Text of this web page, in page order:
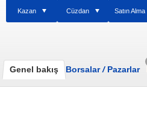
Kazan Cüzdan Satın Alma
Genel bakış Borsalar/Pazarlar